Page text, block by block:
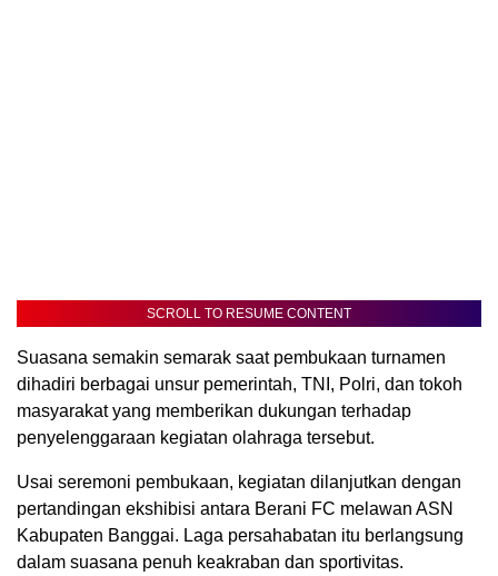
SCROLL TO RESUME CONTENT
Suasana semakin semarak saat pembukaan turnamen
dihadiri berbagai unsur pemerintah, TNI, Polri, dan tokoh
masyarakat yang memberikan dukungan terhadap
penyelenggaraan kegiatan olahraga tersebut.
Usai seremoni pembukaan, kegiatan dilanjutkan dengan
pertandingan ekshibisi antara Berani FC melawan ASN
Kabupaten Banggai. Laga persahabatan itu berlangsung
dalam suasana penuh keakraban dan sportivitas.